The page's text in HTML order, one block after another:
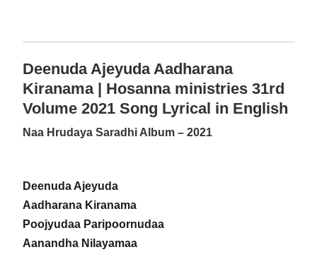
Deenuda Ajeyuda Aadharana
Kiranama | Hosanna ministries 31rd
Volume 2021 Song Lyrical in English
Naa Hrudaya Saradhi Album – 2021
Deenuda Ajeyuda
Aadharana Kiranama
Poojyudaa Paripoornudaa
Aanandha Nilayamaa